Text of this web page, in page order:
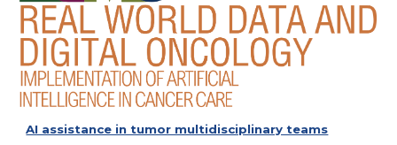
AI assistance in tumor multidisciplinary teams